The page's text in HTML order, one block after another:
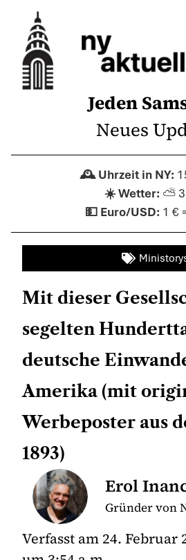
Jeden
Neues
⛅
1 €
Mit dieser
segelten
deutsche
Amerika (mit
Werbeposter aus
1893)
Erol
Gründer von
Verfasst am 24. Februar